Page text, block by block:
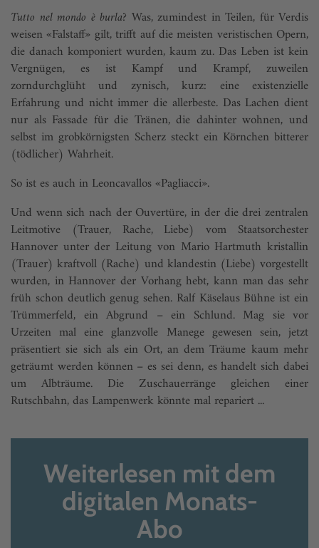
Tutto nel mondo è burla? Was, zumindest in Teilen, für Verdis
weisen «Falstaff» gilt, trifft auf die meisten veristischen Opern,
die danach komponiert wurden, kaum zu. Das Leben ist kein
Vergnügen, es ist Kampf und Krampf, zuweilen
zorndurchglüht und zynisch, kurz: eine existenzielle
Erfahrung und nicht immer die allerbeste. Das Lachen dient
nur als Fassade für die Tränen, die dahinter wohnen, und
selbst im grobkörnigsten Scherz steckt ein Körnchen bitterer
(tödlicher) Wahrheit.
So ist es auch in Leoncavallos «Pagliacci».
Und wenn sich nach der Ouvertüre, in der die drei zentralen
Leitmotive (Trauer, Rache, Liebe) vom Staatsorchester
Hannover unter der Leitung von Mario Hartmuth kristallin
(Trauer) kraftvoll (Rache) und klandestin (Liebe) vorgestellt
wurden, in Hannover der Vorhang hebt, kann man das sehr
früh schon deutlich genug sehen. Ralf Käselaus Bühne ist ein
Trümmerfeld, ein Abgrund – ein Schlund. Mag sie vor
Urzeiten mal eine glanzvolle Manege gewesen sein, jetzt
präsentiert sie sich als ein Ort, an dem Träume kaum mehr
geträumt werden können – es sei denn, es handelt sich dabei
um Albträume. Die Zuschauerränge gleichen einer
Rutschbahn, das Lampenwerk könnte mal repariert ...
Weiterlesen mit dem
digitalen Monats-
Abo